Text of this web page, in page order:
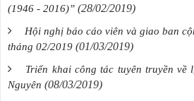
(1946 - 2016)” (28/02/2019)
Hội nghị báo cáo viên và giao ban
tháng 02/2019 (01/03/2019)
Triển khai công tác tuyên truyền
Nguyên (08/03/2019)